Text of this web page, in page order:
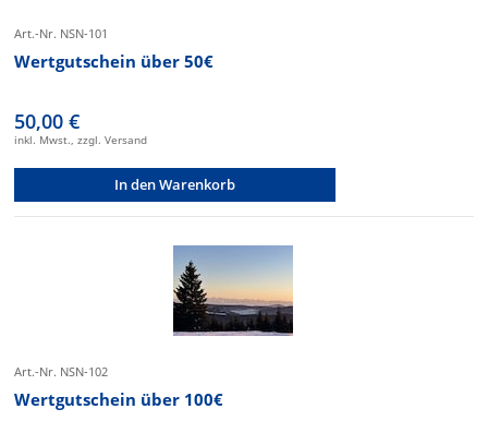
Art.-Nr. NSN-101
Wertgutschein über 50€
50,00 €
inkl. Mwst., zzgl. Versand
In den Warenkorb
Art.-Nr. NSN-102
Wertgutschein über 100€